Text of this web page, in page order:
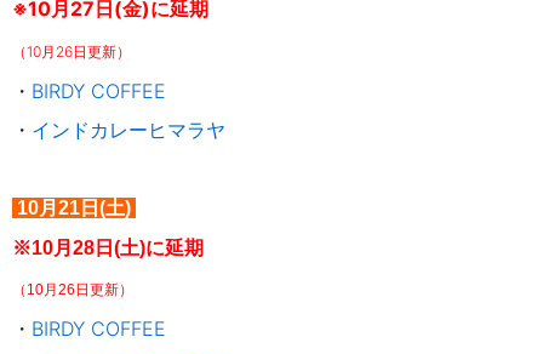
※10月27日(金)に延期
（10月26日更新）
・ BIRDY COFFEE
・ インドカレーヒマラヤ
10月21日(土)
※10月28日(土)に延期
（10月26日更新）
・ BIRDY COFFEE